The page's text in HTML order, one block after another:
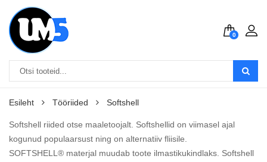
0
Esileht Tööriided Softshell
Softshell riided otse maaletoojalt. Softshellid on viimasel ajal
kogunud populaarsust ning on alternatiiv fliisile.
SOFTSHELL® materjal muudab toote ilmastikukindlaks. Softshell